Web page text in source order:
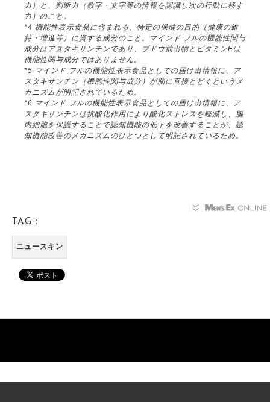
力）と、判断力（数字・文字等の情報を認識し次の行動に移す
力）のこと。
*4 機能性表示食品に含まれる、特定の保健の目的（健康の維
持・増進等）に資する成分のこと。マインド フルの機能性関与
成分はアスタキサンチンであり、ブドウ抽出物とビタミンEは
機能性関与成分ではありません。
*5 マインド フルの機能性表示食品としての届け出情報に、ア
スタキサンチン（機能性関与成分）が脳に直接とどくというメ
カニズムが明記されているため。
*6 マインド フルの機能性表示食品としての届け出情報に、ア
スタキサンチンは抗酸化作用により酸化ストレスを軽減し、脳
内細胞を保護することで認知機能の低下を改善することが、認
知機能改善のメカニズムのひとつとして明記されているため。
TAG：
ニュースキン